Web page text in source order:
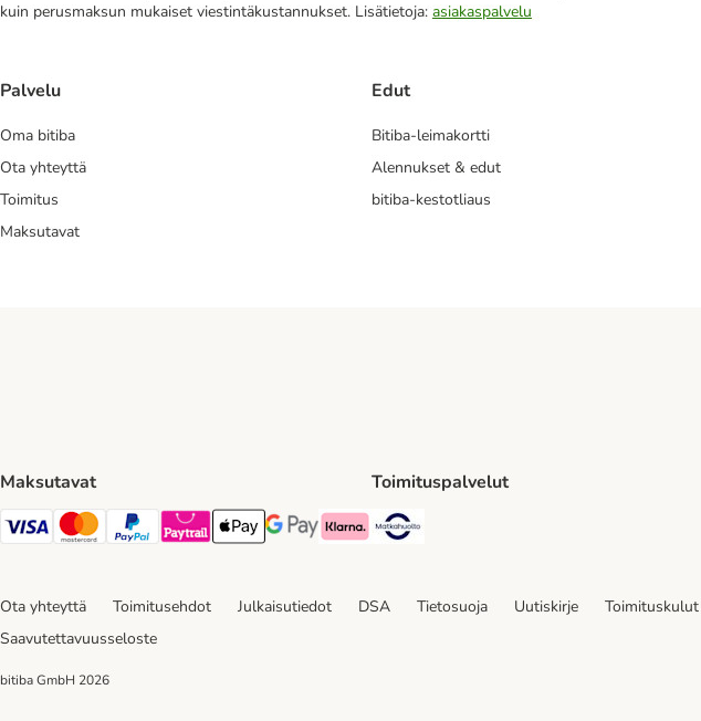
kuin perusmaksun mukaiset viestintäkustannukset. Lisätietoja: asiakaspalvelu
Palvelu
Oma bitiba
Ota yhteyttä
Toimitus
Maksutavat
Edut
Bitiba-leimakortti
Alennukset & edut
bitiba-kestotliaus
Maksutavat
VISA Payment Method
Mastercard Payment Method
Paypal Payment Method
Paytrail Payment Method
Apple Pay Payment Method
Google Pay Payment Method
Klarna Payment Method
Toimituspalvelut
Ota yhteyttä Toimitusehdot Julkaisutiedot DSA Tietosuoja Uutiskirje
Saavutettavuusseloste
bitiba GmbH 2026